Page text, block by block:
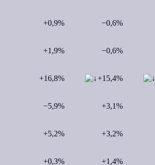
+0,9% −0,6%
+1,9% −0,6%
+16,8% +15,4%
−5,9% +3,1%
+5,2% +3,2%
+0,3% +1,4%